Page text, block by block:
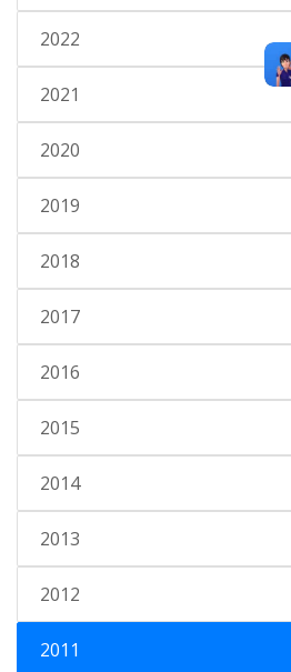
2022
2021
2020
2019
2018
2017
2016
2015
2014
2013
2012
2011